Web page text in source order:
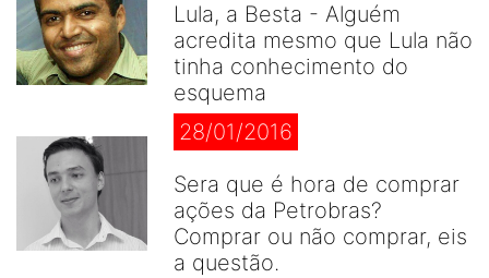
Lula, a Besta - Alguém
acredita mesmo que Lula não
tinha conhecimento do
esquema
28/01/2016
Sera que é hora de comprar
ações da Petrobras?
Comprar ou não comprar, eis
a questão.